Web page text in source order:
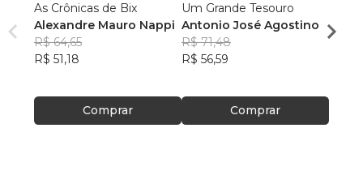
As Crônicas de Bix
Alexandre Mauro Nappi
R$ 64,65
R$ 51,18
Comprar
Um Grande Tesouro
Antonio José Agostino
R$ 71,48
R$ 56,59
Comprar
R$